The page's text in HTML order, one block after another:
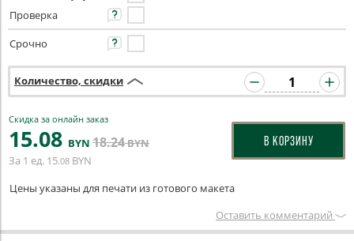
Проверка
Срочно
Количество, скидки
Скидка за онлайн заказ
15.08 BYN 18.24BYN
За 1 ед. 15.08 BYN
В КОРЗИНУ
Цены указаны для печати из готового макета
Оставить комментарий